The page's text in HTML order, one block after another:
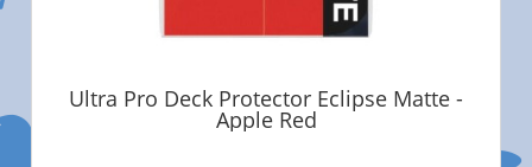
Ultra Pro Deck Protector Eclipse Matte -
Apple Red